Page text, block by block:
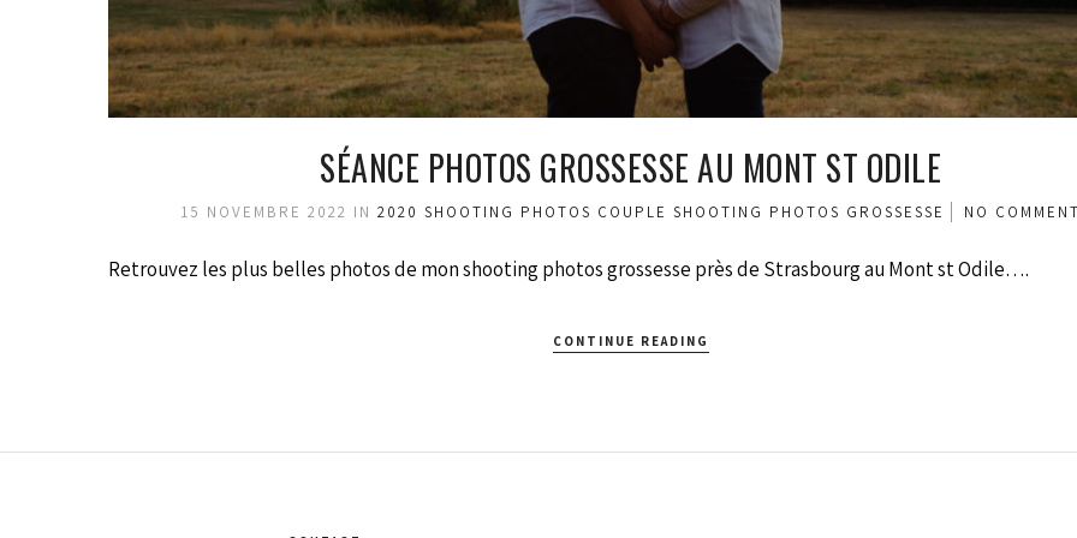
SÉANCE PHOTOS GROSSESSE AU MONT ST ODILE
15 NOVEMBRE 2022 IN2020 SHOOTING PHOTOS COUPLE SHOOTING PHOTOS GROSSESSE NO
Retrouvez les plus belles photos de mon shooting photos grossesse près de Strasbourg au Mont st Odile….
CONTINUE READING